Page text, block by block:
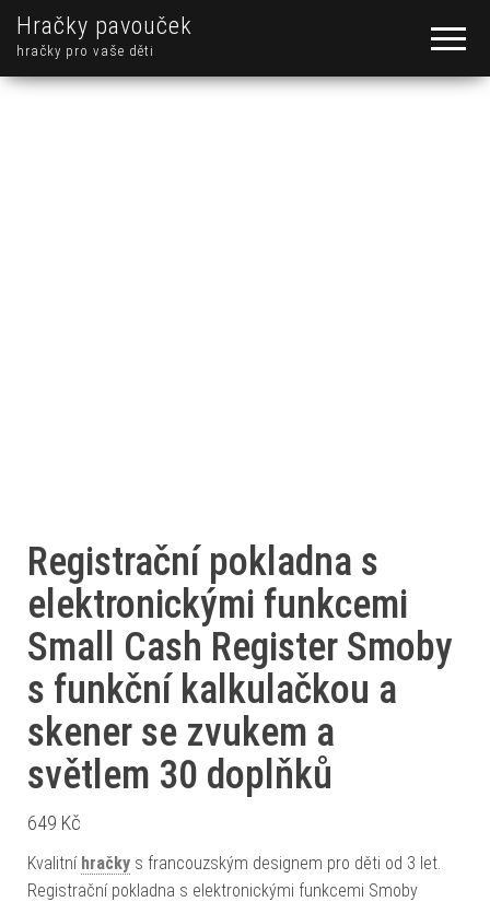
Hračky pavouček
hračky pro vaše děti
Registrační pokladna s
elektronickými funkcemi
Small Cash Register Smoby
s funkční kalkulačkou a
skener se zvukem a
světlem 30 doplňků
649 Kč
Kvalitní hračky s francouzským designem pro děti od 3 let.
Registrační pokladna s elektronickými funkcemi Smoby